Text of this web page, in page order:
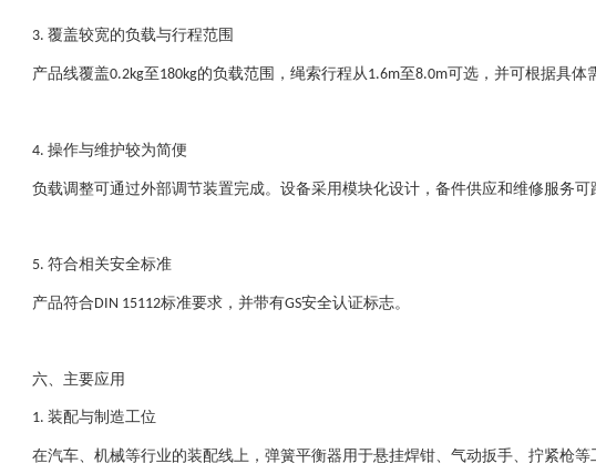
3. 覆盖较宽的负载与行程范围
产品线覆盖0.2kg至 180kg的负载范围，绳索行程从1.6m至8.0m可选，并可根据具体
4. 操作与维护较为简便
负载调整可通过外部调节装置完成。设备采用模块化设计，备件供应和维修服务可
5. 符合相关安全标准
产品符合DIN 15112标准要求，并带有GS安全认证标志。
六、主要应用
1. 装配与制造工位
在汽车、机械等行业的装配线上，弹簧平衡器用于悬挂焊钳、气动扳手、拧紧枪等